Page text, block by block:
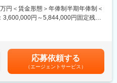
／10時～18時半で選択可能
サルタントに必要な基礎知識と専門
】
検討～実行支援～成果報告
円＜賃金形態＞年俸制半期年俸制＜
3,600,000円～5,844,000円固定残業
ついて人事制度変更に伴い、賞与分
になりました。(個人やチームの成果
て追加支給する場合があります)賃金
り、選考を通じて上下する可能性が
応募依頼する
（エージェントサービス）